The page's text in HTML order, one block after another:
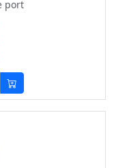
port